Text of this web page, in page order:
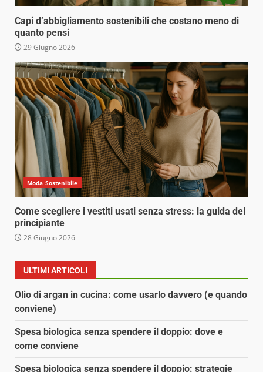
Capi d’abbigliamento sostenibili che costano meno di
quanto pensi
29 Giugno 2026
Moda Sostenibile
Come scegliere i vestiti usati senza stress: la guida del
principiante
28 Giugno 2026
ULTIMI ARTICOLI
Olio di argan in cucina: come usarlo davvero (e quando
conviene)
Spesa biologica senza spendere il doppio: dove e
come conviene
Spesa biologica senza spendere il doppio: strategie